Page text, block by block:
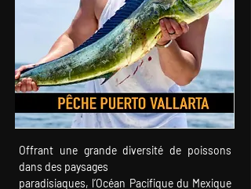
Offrant une grande diversité de poissons
dans des paysages
paradisiaques, l’Océan Pacifique du Mexique